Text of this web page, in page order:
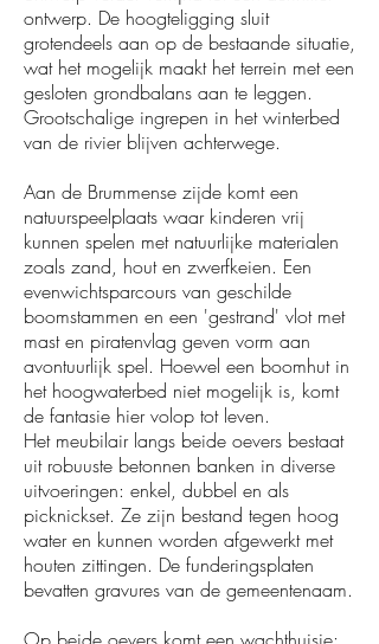
ontwerp. De hoogteligging sluit
grotendeels aan op de bestaande situatie,
wat het mogelijk maakt het terrein met een
gesloten grondbalans aan te leggen.
Grootschalige ingrepen in het winterbed
van de rivier blijven achterwege.
Aan de Brummense zijde komt een
natuurspeelplaats waar kinderen vrij
kunnen spelen met natuurlijke materialen
zoals zand, hout en zwerfkeien. Een
evenwichtsparcours van geschilde
boomstammen en een 'gestrand' vlot met
mast en piratenvlag geven vorm aan
avontuurlijk spel. Hoewel een boomhut in
het hoogwaterbed niet mogelijk is, komt
de fantasie hier volop tot leven.
Het meubilair langs beide oevers bestaat
uit robuuste betonnen banken in diverse
uitvoeringen: enkel, dubbel en als
picknickset. Ze zijn bestand tegen hoog
water en kunnen worden afgewerkt met
houten zittingen. De funderingsplaten
bevatten gravures van de gemeentenaam.